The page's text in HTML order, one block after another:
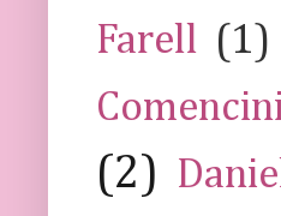
Farell (1)
(2)